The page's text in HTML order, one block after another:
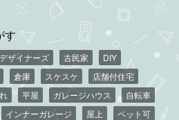
す
デザイナーズ 古民家
DIY
倉庫 スケスケ
店舗付住宅
平屋 ガレージハウス
自転車
インナーガレージ 屋上
ペット可